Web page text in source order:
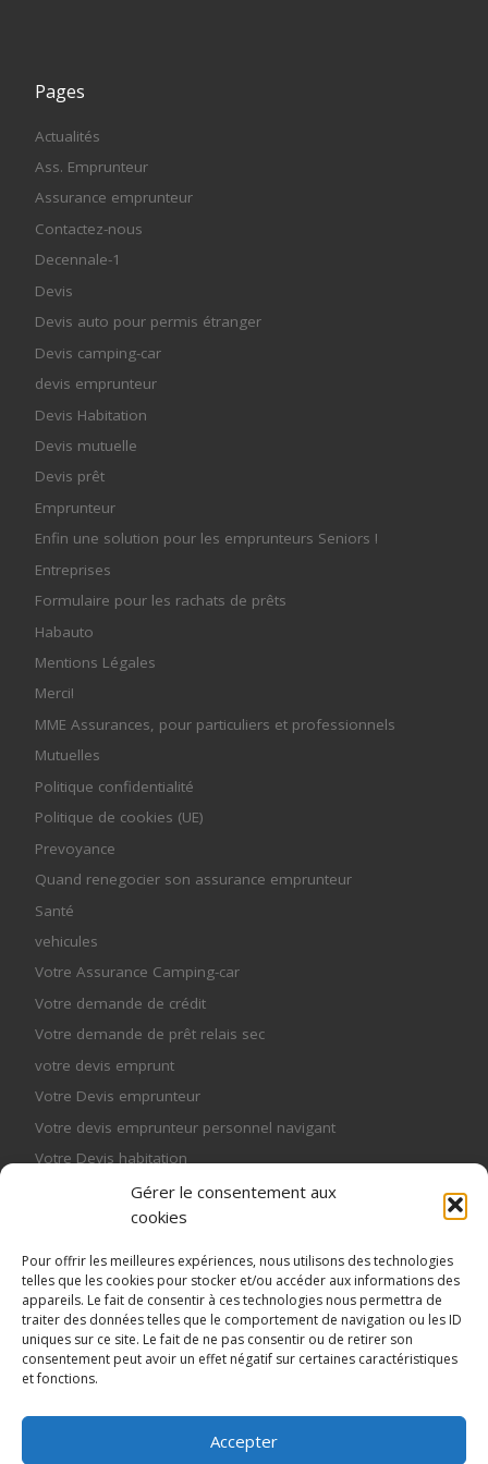
Gérer le consentement aux
cookies
Pour offrir les meilleures expériences, nous utilisons des technologies
telles que les cookies pour stocker et/ou accéder aux informations des
appareils. Le fait de consentir à ces technologies nous permettra de
traiter des données telles que le comportement de navigation ou les ID
uniques sur ce site. Le fait de ne pas consentir ou de retirer son
consentement peut avoir un effet négatif sur certaines caractéristiques
et fonctions.
Accepter
Pages
Actualités
Ass. Emprunteur
Assurance emprunteur
Contactez-nous
Decennale-1
Devis
Devis auto pour permis étranger
Devis camping-car
devis emprunteur
Devis Habitation
Devis mutuelle
Devis prêt
Emprunteur
Enfin une solution pour les emprunteurs Seniors !
Entreprises
Formulaire pour les rachats de prêts
Habauto
Mentions Légales
Merci!
MME Assurances, pour particuliers et professionnels
Mutuelles
Politique confidentialité
Politique de cookies (UE)
Prevoyance
Quand renegocier son assurance emprunteur
Santé
vehicules
Votre Assurance Camping-car
Votre demande de crédit
Votre demande de prêt relais sec
votre devis emprunt
Votre Devis emprunteur
Votre devis emprunteur personnel navigant
Votre Devis habitation
Votre mutuelle
Votre mutuelle entreprise
Votre mutuelle senior
Votre mutuelle senior
Votre Pret Relais
MME Assurances, courtier spécialisé en assurance